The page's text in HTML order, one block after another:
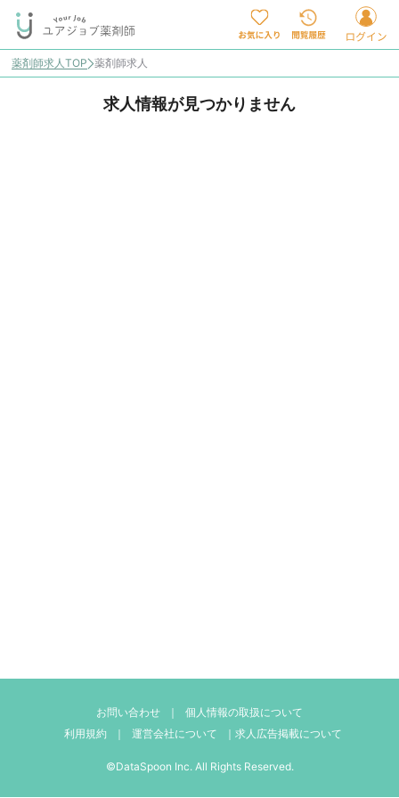
薬剤師求人TOP 薬剤師求人
求人情報が見つかりません
お問い合わせ ｜
個人情報の取扱について
利用規約
｜ 運営会社について ｜ 求人広告掲載について
©DataSpoon Inc. All Rights Reserved.